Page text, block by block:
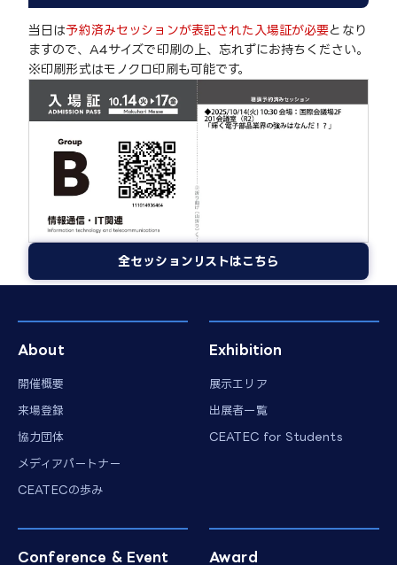
当日は予約済みセッションが表記された入場証が必要となり
ますので、A4サイズで印刷の上、忘れずにお持ちください。
※印刷形式はモノクロ印刷も可能です。
全セッションリストはこちら
About
開催概要
来場登録
協力団体
メディアパートナー
CEATECの歩み
Exhibition
展示エリア
出展者一覧
CEATEC for Students
Conference & Event Award